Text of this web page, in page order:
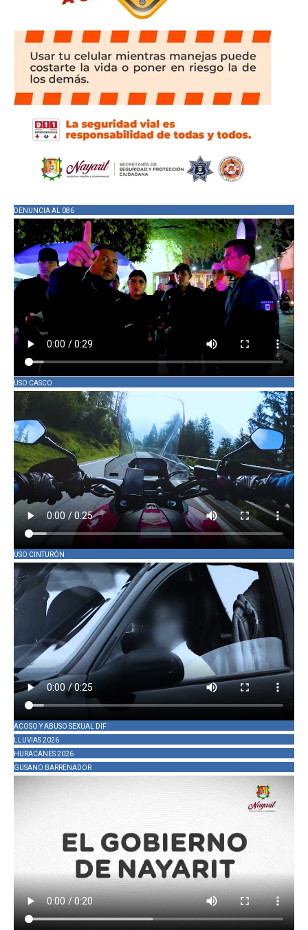
DENUNCIA AL 086
USO CASCO
USO CINTURÓN
ACOSO Y ABUSO SEXUAL DIF
LLUVIAS 2026
HURACANES 2026
GUSANO BARRENADOR